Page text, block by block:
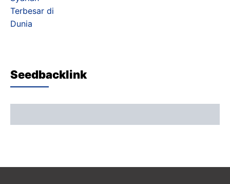
Seedbacklink